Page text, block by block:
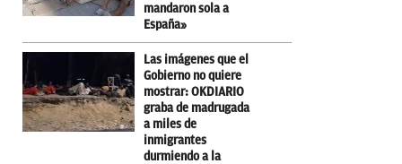
mandaron sola a
España»
Las imágenes que el
Gobierno no quiere
mostrar: OKDIARIO
graba de madrugada
a miles de
inmigrantes
durmiendo a la